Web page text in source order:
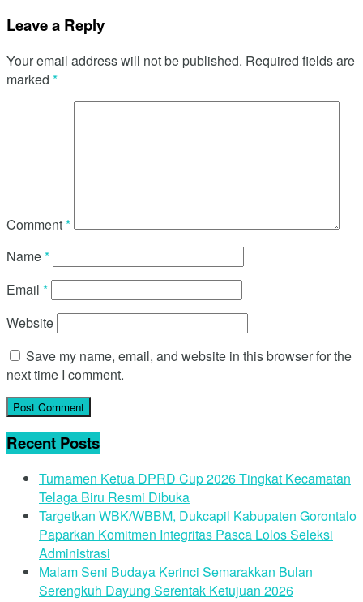
Leave a Reply
Your email address will not be published. Required fields are
marked *
Comment*
Name*
Email *
Website
Save my name, email, and website in this browser for the
next time I comment.
Recent Posts
Turnamen Ketua DPRD Cup 2026 Tingkat Kecamatan
Telaga Biru Resmi Dibuka
Targetkan WBK/WBBM, Dukcapil Kabupaten Gorontalo
Paparkan Komitmen Integritas Pasca Lolos Seleksi
Administrasi
Malam Seni Budaya Kerinci Semarakkan Bulan
Serengkuh Dayung Serentak Ketujuan 2026